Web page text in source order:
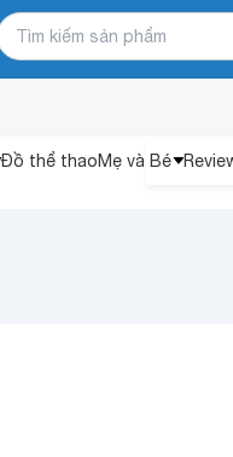
Đồ thể thaoMẹ và Bé